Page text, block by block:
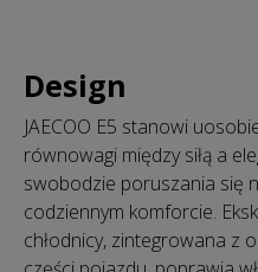
Design
JAECOO E5 stanowi
równowagi między siłą a
swobodzie poruszania się
codziennym komforcie.
chłodnicy, zintegrowana z